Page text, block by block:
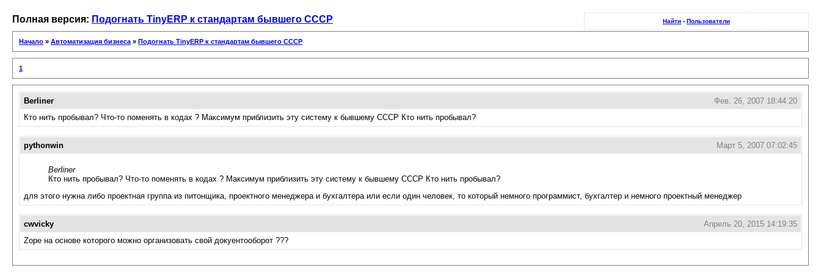
Найти - Пользователи
Полная версия: Подогнать TinyERP к стандартам бывшего СССР
Начало » Автоматизация бизнеса » Подогнать TinyERP к стандартам бывшего СССР
1
Berliner
Фев. 26, 2007 18:44:20
Кто нить пробывал? Что-то поменять в кодах ? Максимум приблизить эту систему к бывшему СССР Кто нить пробывал?
pythonwin Март 5, 2007 07:02:45
Berliner
Кто нить пробывал? Что-то поменять в кодах ? Максимум приблизить эту систему к бывшему СССР Кто нить пробывал?
для этого нужна либо проектная группа из питонщика, проектного менеджера и бухгалтера или если один человек, то который немного программист, бухгалтер и немного проектный менеджер
cwvicky
Апрель 20, 2015 14:19:35
Zope на основе которого можно организовать свой докуентооборот ???